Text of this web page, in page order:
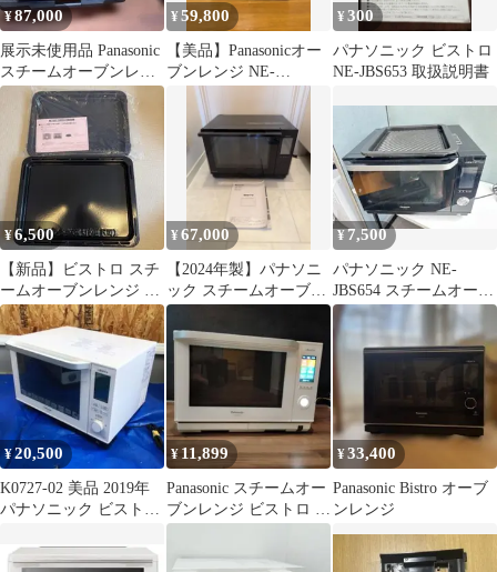
¥87,000
展示未使用品 Panasonic
スチームオーブンレン
ジNE-UBS10C-KJ
¥59,800
【美品】Panasonicオー
ブンレンジ NE-
UBS10A
¥300
パナソニック ビストロ
NE-JBS653 取扱説明書
¥6,500
【新品】ビストロ スチ
ームオーブンレンジ 角
皿、グリル皿
¥67,000
【2024年製】パナソニ
ック スチームオーブン
レンジ ビストロ NE-
BS6C
¥7,500
パナソニック NE-
JBS654 スチームオーブ
ンレンジ ビストロ
2018年製
¥20,500
K0727-02 美品 2019年
パナソニック ビストロ
¥ 11,899
Panasonic スチームオー
ブンレンジ ビストロ 電
子レンジ ジャンク
¥33,400
Panasonic Bistro オーブ
ンレンジ